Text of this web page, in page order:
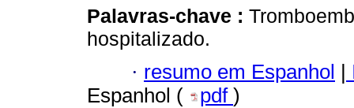
Palavras-chave :
hospitalizado.
· resumo em Espanhol
Espanhol (
pdf )